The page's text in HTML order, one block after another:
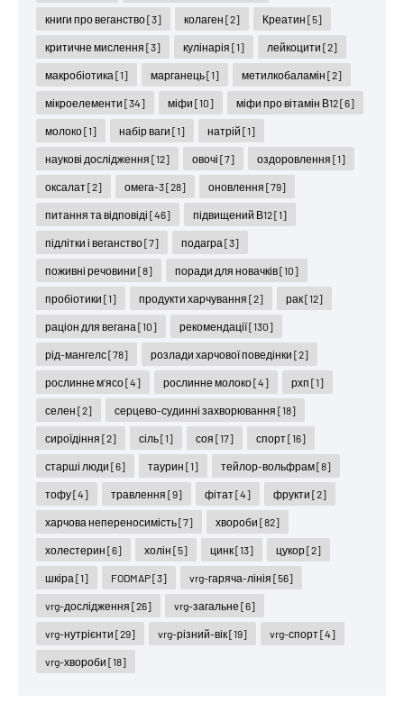
книги про веганство[3] колаген [2] Креатин [5]
критичне мислення [3] кулінарія [1] лейкоцити [2]
макробіотика [1] марганець[1] метилкобаламін [2]
мікроелементи [34] міфи [10] міфи про вітамін В12[6]
молоко[1] набір ваги [1] натрій [1]
наукові дослідження [12] овочі [7] оздоровлення [1]
оксалат[2] омега-3[28] оновлення [79]
питання та відповіді [46] підвищений В12[1]
підлітки і веганство[7] подагра [3]
поживні речовини [8] поради для новачків[10]
пробіотики [1] продукти харчування [2] рак[12]
раціон для вегана [10] рекомендації[130]
рід-мангелс[78] розлади харчової поведінки [2]
рослинне м'ясо[4] рослинне молоко[4] рхп [1]
селен [2] серцево-судинні захворювання [18]
сироїдіння [2] сіль[1] соя [17] спорт[16]
старші люди [6] таурин [1] тейлор-вольфрам[8]
тофу[4] травлення [9] фітат[4] фрукти [2]
харчова непереносимість[7] хвороби [82]
холестерин [6] холін [5] цинк[13] цукор[2]
шкіра [1] FODMAP[3] vrg-гаряча-лінія [56]
vrg-дослідження [26] vrg-загальне [6]
vrg-нутрієнти [29] vrg-різний-вік[19] vrg-спорт[4]
vrg-хвороби [18]